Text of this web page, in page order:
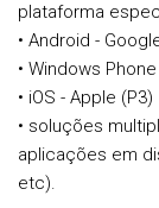
plataforma
• Android -
• Windows
• iOS - Apple (P3)
• soluções
aplicações em
etc).